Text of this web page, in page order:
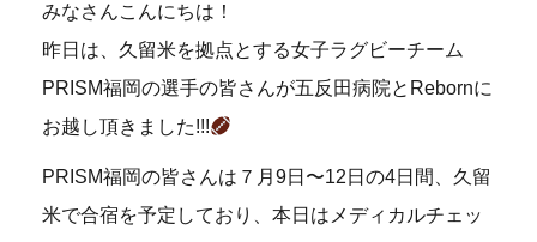
みなさんこんにちは！
昨日は、久留米を拠点とする女子ラグビーチーム
PRISM福岡の選手の皆さんが五反田病院とRebornに
お越し頂きました!!!
PRISM福岡の皆さんは７月9日〜12日の4日間、久留
米で合宿を予定しており、本日はメディカルチェッ